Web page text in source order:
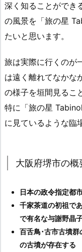
深く知ることができ
の風景を「旅の星
たいと思います。
旅は実際に行くのが
は遠く離れてなかな
の様子を垣間見るこ
特に「旅の星
に見ているような臨
大阪府堺市の概
日本の政令指定都
千家茶道の初祖で
で有名な与謝野晶
百舌鳥･古市古墳
の古墳が存在する